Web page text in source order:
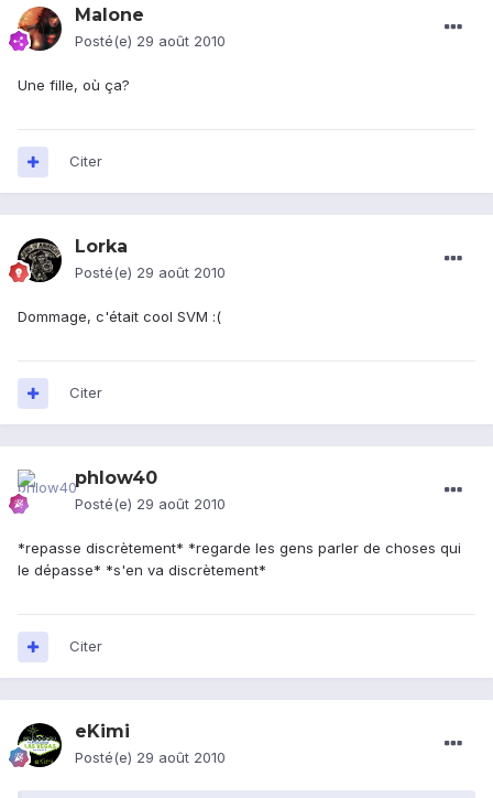
Malone
Posté(e) 29 août 2010
Une fille, où ça?
Citer
Lorka
Posté(e) 29 août 2010
Dommage, c'était cool SVM :(
Citer
phlow40
Posté(e) 29 août 2010
*repasse discrètement* *regarde les gens parler de choses qui
le dépasse* *s'en va discrètement*
Citer
eKimi
Posté(e) 29 août 2010